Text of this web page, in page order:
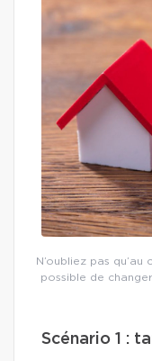
N’oubliez pas
possible de
Scénario 1 :